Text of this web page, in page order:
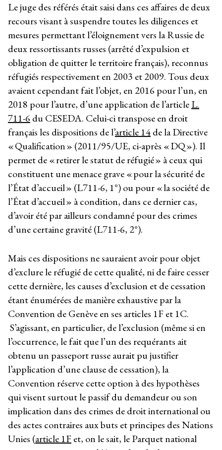
Le juge des référés était saisi dans ces affaires de deux
recours visant à suspendre toutes les diligences et
mesures permettant l’éloignement vers la Russie de
deux ressortissants russes (arrêté d’expulsion et
obligation de quitter le territoire français), reconnus
réfugiés respectivement en 2003 et 2009. Tous deux
avaient cependant fait l’objet, en 2016 pour l’un, en
2018 pour l’autre, d’une application de l’articleL.
711-6 du CESEDA. Celui-ci transpose en droit
français les dispositions de l’article 14de la Directive
« Qualification » (2011/95/UE, ci-après « DQ »). Il
permet de « retirer le statut de réfugié » à ceux qui
constituent une menace grave « pour la sécurité de
l’État d’accueil » (L711-6, 1°) ou pour « la société de
l’État d’accueil » à condition, dans ce dernier cas,
d’avoir été par ailleurs condamné pour des crimes
d’une certaine gravité (L711-6, 2°).
Mais ces dispositions ne sauraient avoir pour objet
d’exclure le réfugié de cette qualité, ni de faire cesser
cette dernière, les causes d’exclusion et de cessation
étant énumérées de manière exhaustive par la
Convention de Genève en ses articles 1F et 1C.
S’agissant, en particulier, de l’exclusion (même si en
l’occurrence, le fait que l’un des requérants ait
obtenu un passeport russe aurait pu justifier
l’application d’une clause de cessation), la
Convention réserve cette option à des hypothèses
qui visent surtout le passif du demandeur ou son
implication dans des crimes de droit international ou
des actes contraires aux buts et principes des Nations
Unies (article 1F et, on le sait, le Parquet national